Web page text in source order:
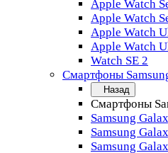
Apple Watch
Apple Watch
Apple Watch
Apple Watch
Watch SE 2
Смартфоны
Назад
Смартфоны
Samsung
Samsung
Samsung